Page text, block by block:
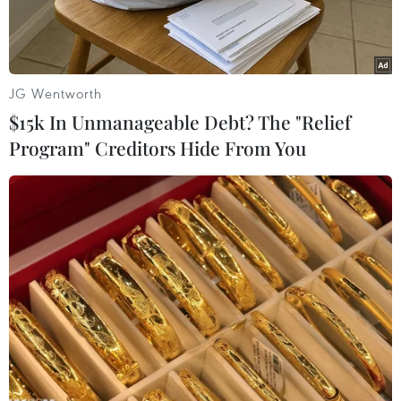
Tổng thống đắc cử Mỹ Donald Trump. (Nguồn: AP)
Ngày 15/11, Tổng Thư ký Liên hợp quốc Ban Ki-
moon bày tỏ hy vọng Tổng thống đắc cử Mỹ
Donald Trump sẽ hậu thuẫn việc thực thi Hiệp
định Paris về chống biến đổi khí hậu và thay đổi
quan điểm liên quan đến thỏa thuận này mà vị
JG Wentworth
$15k In Unmanageable Debt? The "Relief
Program" Creditors Hide From You